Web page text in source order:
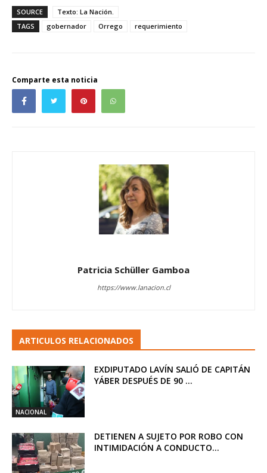
SOURCE
Texto: La Nación.
TAGS
gobernador Orrego requerimiento
Comparte esta noticia
Patricia Schüller Gamboa
https://www.lanacion.cl
ARTICULOS RELACIONADOS
NACIONAL
EXDIPUTADO LAVÍN SALIÓ DE CAPITÁN
YÁBER DESPUÉS DE 90 ...
DETIENEN A SUJETO POR ROBO CON
INTIMIDACIÓN A CONDUCTO...